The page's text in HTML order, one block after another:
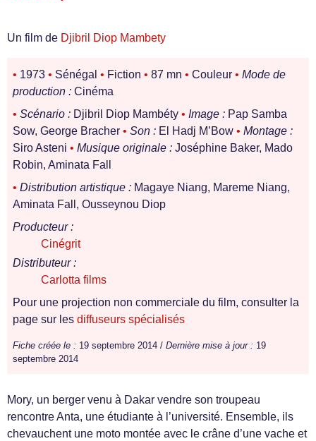
Un film de Djibril Diop Mambety
• 1973 • Sénégal • Fiction • 87 mn • Couleur • Mode de
production : Cinéma
• Scénario : Djibril Diop Mambéty • Image : Pap Samba
Sow, George Bracher • Son : El Hadj M’Bow • Montage :
Siro Asteni • Musique originale : Joséphine Baker, Mado
Robin, Aminata Fall
• Distribution artistique : Magaye Niang, Mareme Niang,
Aminata Fall, Ousseynou Diop
Producteur :
Cinégrit
Distributeur :
Carlotta films
Pour une projection non commerciale du film, consulter la
page sur les diffuseurs spécialisés
Fiche créée le : 19 septembre 2014 / Dernière mise à jour : 19
septembre 2014
Mory, un berger venu à Dakar vendre son troupeau
rencontre Anta, une étudiante à l’université. Ensemble, ils
chevauchent une moto montée avec le crâne d’une vache et